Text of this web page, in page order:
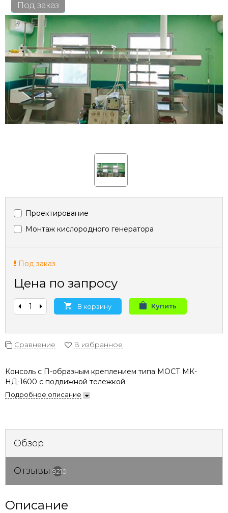
Под заказ
Проектирование
Монтаж кислородного генератора
Под заказ
Цена по запросу
В корзину Купить
Сравнение В избранное
Консоль с П-образным креплением типа МОСТ МК-
НД-1600 с подвижной тележкой
Подробное описание
Обзор
Отзывы 9210
Описание